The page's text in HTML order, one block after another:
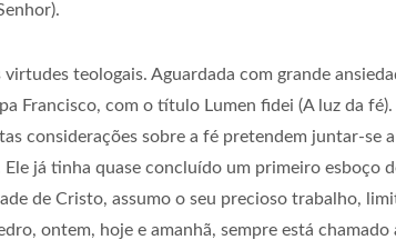
teologais. Aguardada com grande
Francisco, com o título Lumen fidei (A luz da
considerações sobre a fé pretendem juntar-se
já tinha quase concluído um primeiro esboço
de Cristo, assumo o seu precioso trabalho,
ontem, hoje e amanhã, sempre está